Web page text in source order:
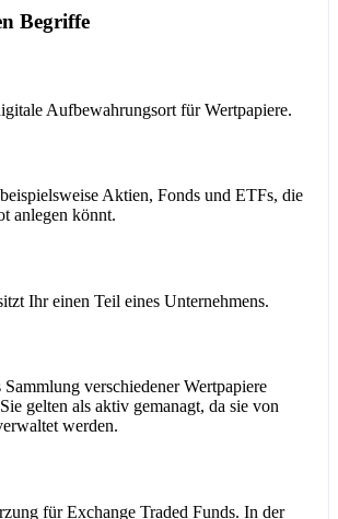
Begriffe
Aufbewahrungsort für Wertpapiere.
Aktien, Fonds und ETFs, die
anlegen könnt.
Ihr einen Teil eines Unternehmens.
verschiedener Wertpapiere
gelten als aktiv gemanagt, da sie von
werden.
für Exchange Traded Funds. In der